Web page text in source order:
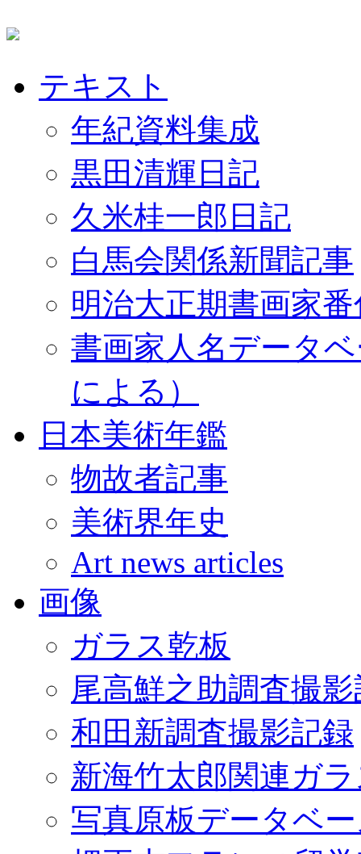
テキスト
年紀資料集成
黒田清輝日記
久米桂一郎日記
白馬会関係新聞記事
明治大正期書画家
書画家人名データ
による）
日本美術年鑑
物故者記事
美術界年史
Art news articles
画像
ガラス乾板
尾高鮮之助調査撮
和田新調査撮影記録
新海竹太郎関連ガ
写真原板データベ